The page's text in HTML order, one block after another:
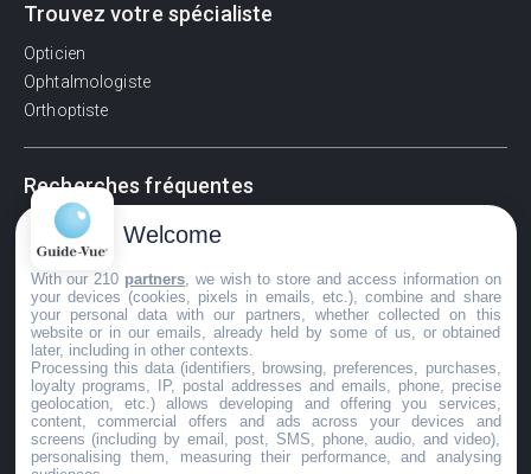
Trouvez votre spécialiste
Opticien
Ophtalmologiste
Orthoptiste
Recherches fréquentes
Pathologies adultes
Signes d'une urgence ophtalmologique
La vision
Acuité visuelle
Myosis / mydriase
Œdème oculaire
©GuideVue2024
Welcome
With our 210 partners , we wish to store and access information on
your devices (cookies, pixels in emails, etc.), combine and share
your personal data with our partners, whether collected on this
website or in our emails, already held by some of us, or obtained
later, including in other contexts.
Processing this data (identifiers, browsing, preferences, purchases,
loyalty programs, IP, postal addresses and emails, phone, precise
geolocation, etc.) allows developing and offering you services,
content, commercial offers and ads across your devices and
screens (including by email, post, SMS, phone, audio, and video),
personalising them, measuring their performance, and analysing